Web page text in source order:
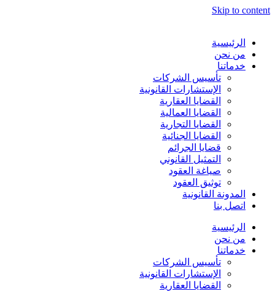
Skip to content
الرئيسية
من نحن
خدماتنا
تأسيس الشركات
الإستشارات القانونية
القضايا العقارية
القضايا العمالية
القضايا التجارية
القضايا الجنائية
قضايا الجرائم
التمثيل القانوني
صياغة العقود
توثيق العقود
المدونة القانونية
اتصل بنا
الرئيسية
من نحن
خدماتنا
تأسيس الشركات
الإستشارات القانونية
القضايا العقارية